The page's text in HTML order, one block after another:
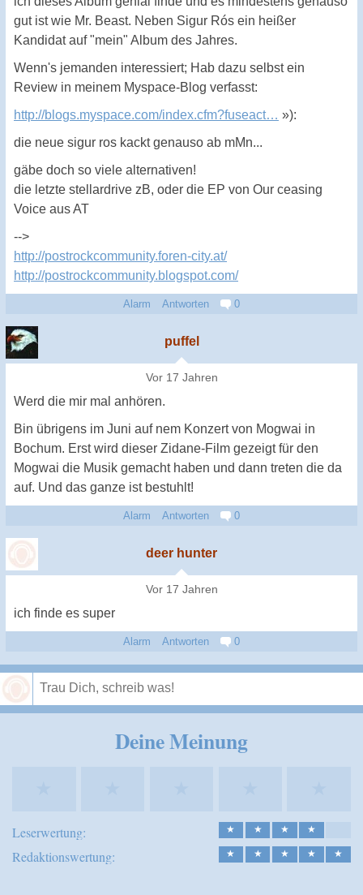
gut ist wie Mr. Beast. Neben Sigur Rós ein heißer
Kandidat auf "mein" Album des Jahres.
Wenn's jemanden interessiert; Hab dazu selbst ein
Review in meinem Myspace-Blog verfasst:
http://blogs.myspace.com/index.cfm?fuseact… »):
die neue sigur ros kackt genauso ab mMn...
gäbe doch so viele alternativen!
die letzte stellardrive zB, oder die EP von Our ceasing
Voice aus AT
-->
http://postrockcommunity.foren-city.at/
http://postrockcommunity.blogspot.com/
Alarm Antworten 0
puffel
Vor 17 Jahren
Werd die mir mal anhören.
Bin übrigens im Juni auf nem Konzert von Mogwai in
Bochum. Erst wird dieser Zidane-Film gezeigt für den
Mogwai die Musik gemacht haben und dann treten die da
auf. Und das ganze ist bestuhlt!
Alarm Antworten 0
deer hunter
Vor 17 Jahren
ich finde es super
Alarm Antworten 0
Deine Meinung
Leserwertung: ★ ★ ★ ★
Redaktionswertung: ★ ★ ★ ★ ★